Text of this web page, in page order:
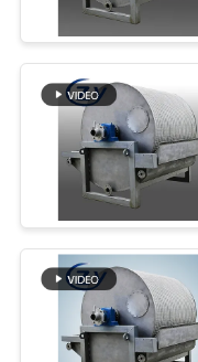
PRIVACY
POLICY